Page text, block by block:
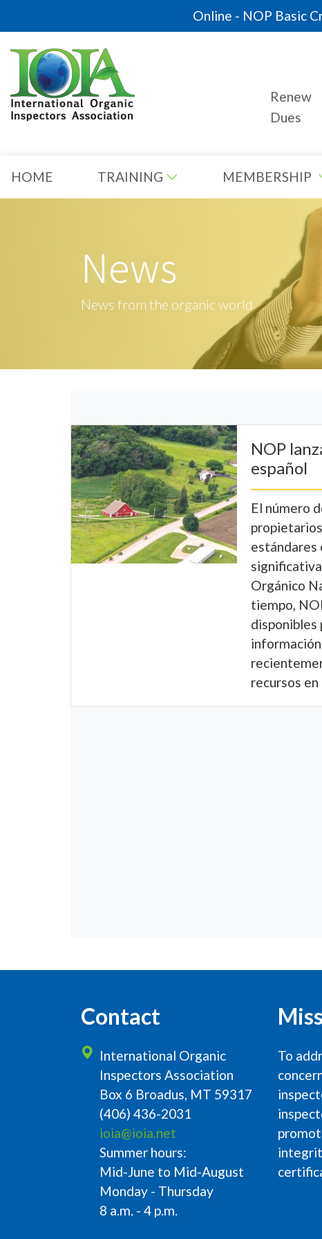
Online - NOP Basic
Renew
Dues
HOME TRAINING MEMBERSHIP
News
News from the organic world
NOP
español
El número
estándares
Orgánico
tiempo,
disponibles
recursos en
Contact
International Organic
Inspectors Association
Box 6 Broadus, MT 59317
(406) 436-2031
ioia@ioia.net
Summer hours:
Mid-June to Mid-August
Monday - Thursday
8 a.m. - 4 p.m.
To